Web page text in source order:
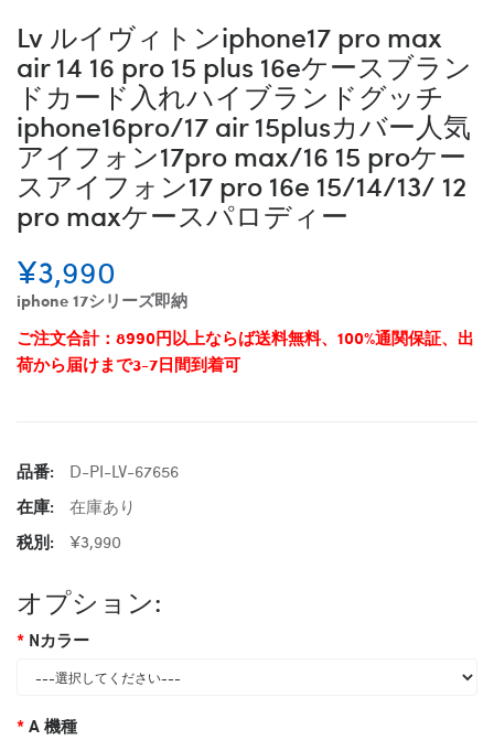
Lv ルイヴィトンiphone17 pro max
air 14 16 pro 15 plus 16eケースブラン
ドカード入れハイブランドグッチ
iphone16pro/17 air 15plusカバー人気
アイフォン17pro max/16 15 proケー
スアイフォン17 pro 16e 15/14/13/ 12
pro maxケースパロディー
¥3,990
iphone 17シリーズ即納
ご注文合計：8990円以上ならば送料無料、100%通関保証、出
荷から届けまで3-7日間到着可
品番:
D-PI-LV-67656
在庫:
在庫あり
税別:
¥3,990
オプション:
Nカラー
A 機種